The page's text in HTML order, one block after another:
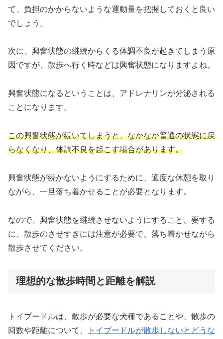
て、負担のかからないような運動量を把握しておくと良い
でしょう。
次に、興奮状態の継続からくる体調不良が起きてしまう原
因ですが、散歩へ行く時などは興奮状態になりますよね。
興奮状態になるということは、アドレナリンが分泌される
ことになります。
この興奮状態が続いてしまうと、なかなか普通の状態に戻
らなくなり、体調不良を起こす場合があります。
興奮状態が続かないようにするために、適度な休憩を取り
ながら、一旦落ち着かせることが必要となります。
なので、興奮状態を継続させないようにすること、要する
に、散歩のさせすぎには注意が必要で、落ち着かせながら
散歩させてください。
理想的な散歩時間と距離を解説
トイプードルは、散歩が必要な犬種であることや、散歩の
回数や距離について、
トイプードルが散歩しないとどうな